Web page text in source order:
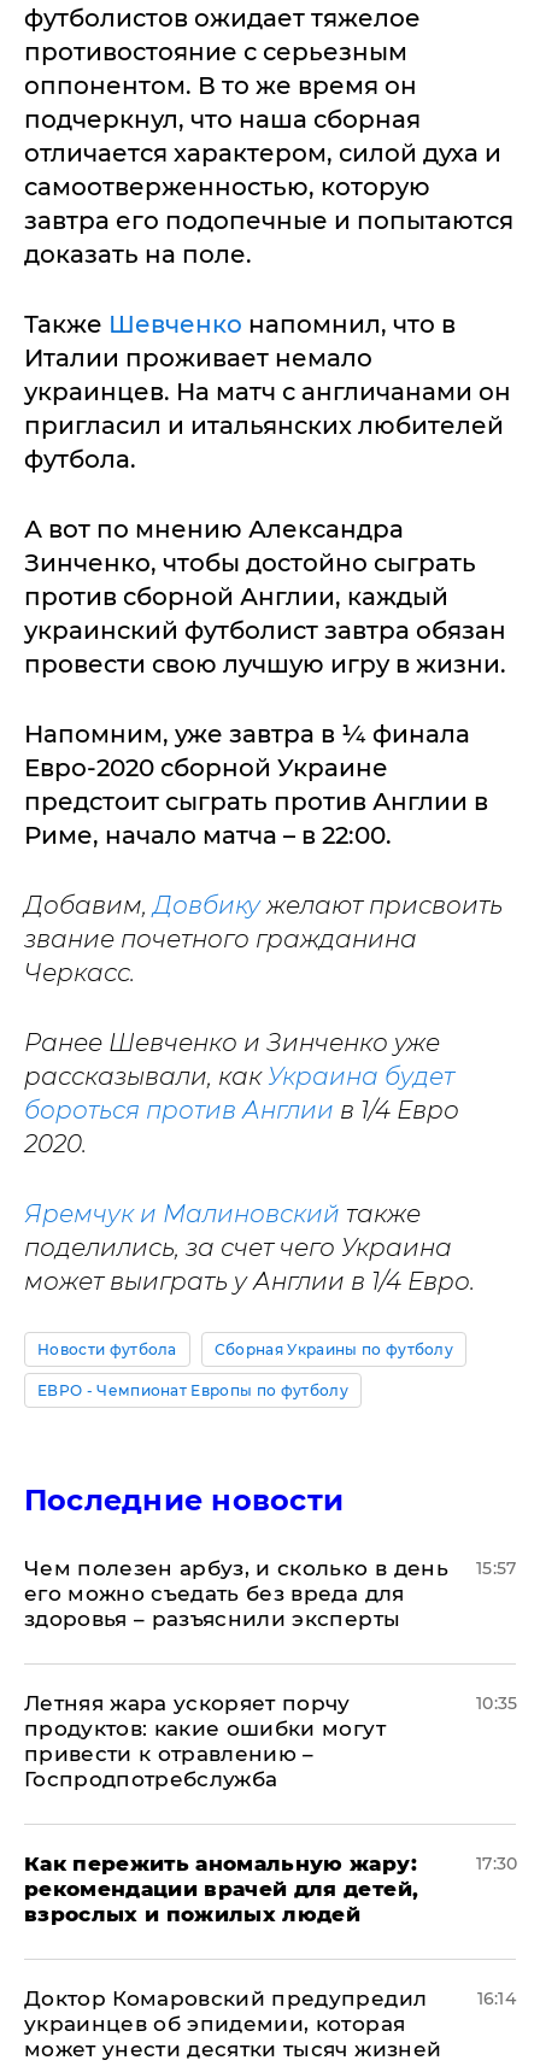
футболистов ожидает тяжелое
противостояние с серьезным
оппонентом. В то же время он
подчеркнул, что наша сборная
отличается характером, силой духа и
самоотверженностью, которую
завтра его подопечные и попытаются
доказать на поле.
Также Шевченко напомнил, что в
Италии проживает немало
украинцев. На матч с англичанами он
пригласил и итальянских любителей
футбола.
А вот по мнению Александра
Зинченко, чтобы достойно сыграть
против сборной Англии, каждый
украинский футболист завтра обязан
провести свою лучшую игру в жизни.
Напомним, уже завтра в ¼ финала
Евро-2020 сборной Украине
предстоит сыграть против Англии в
Риме, начало матча – в 22:00.
Добавим,Довбикужелают присвоить
звание почетного гражданина
Черкасс.
Ранее Шевченко и Зинченко уже
рассказывали, как Украина будет
бороться против Англии в 1/4 Евро
2020.
Яремчук и Малиновский также
поделились, за счет чего Украина
может выиграть у Англии в 1/4 Евро.
Новости футбола Сборная Украины по футболу
ЕВРО - Чемпионат Европы по футболу
Последние новости
Чем полезен арбуз, и сколько в день
его можно съедать без вреда для
здоровья – разъяснили эксперты
15:57
Летняя жара ускоряет порчу
продуктов: какие ошибки могут
привести к отравлению –
Госпродпотребслужба
10:35
Как пережить аномальную жару:
рекомендации врачей для детей,
взрослых и пожилых людей
17:30
Доктор Комаровский предупредил
украинцев об эпидемии, которая
может унести десятки тысяч жизней
16:14